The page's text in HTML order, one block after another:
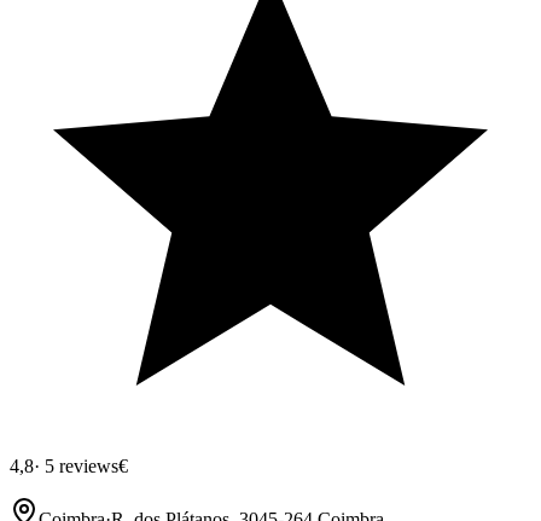
4,8· 5 reviews€